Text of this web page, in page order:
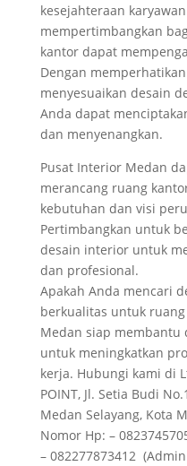
kesejahteraan
mempertimbangkan
kantor dapat
Dengan
menyesuaikan desain
Anda dapat
dan menyenangkan.
Pusat Interior Medan
merancang ruang
kebutuhan dan visi
Pertimbangkan untuk
desain interior untuk
dan profesional.
Apakah Anda mencari
berkualitas untuk
Medan siap membantu
untuk meningkatkan
kerja. Hubungi kami di
POINT, Jl. Setia Budi
Medan Selayang, Kota
Nomor Hp: –
– 082277873412